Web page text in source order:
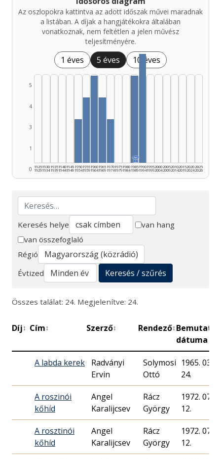
Az oszlopokra kattintva az adott időszak művei maradnak
a listában. A díjak a hangjátékokra általában
vonatkoznak, nem feltétlen a jelen művész
teljesítményére.
1 éves 5 éves 10 éves
0
1
3
4
5
1925
1929
1930
1934
1935
1939
1940
1944
1945
1949
1950
1954
1955
1959
1960
1964
1965
1969
1970
1974
1975
1979
1980
1984
🏆
1985
1989
1990
1994
1995
1999
2000
2004
2005
2009
2010
2014
2015
2019
2020
2024
2025
2026
Keresés
Keresés helye
van hang
van összefoglaló
Régió
Évtized
Keresés / szűrés
Összes találat: 24. Megjelenítve: 24.
Díj↕ Cím↕ Szerző↕ Rendező↕ Bemutató
dátuma
A labda kerek
Radványi
Ervin
Solymosi
Ottó
1965. 03.
24.
A roszinói
kőhíd
Angel
Karalijcsev
Rácz
György
1972. 07.
12.
A rosztinói
kőhíd
Angel
Karalijcsev
Rácz
György
1972. 07.
12.